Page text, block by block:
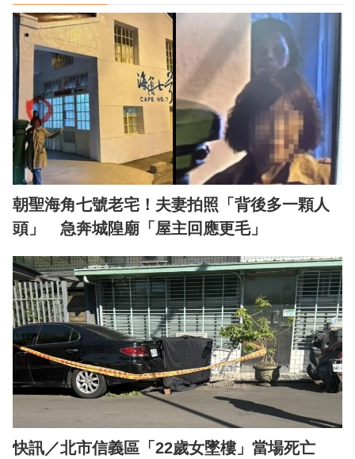
朝聖海角七號老宅！夫妻拍照「背後多一顆人
頭」 急奔城隍廟「屋主回應更毛」
快訊／北市信義區「22歲女墜樓」當場死亡